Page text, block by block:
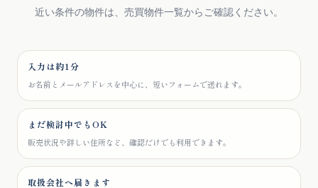
近い条件の物件は、売買物件一覧からご確認ください。
入力は約1分
お名前とメールアドレスを中心に、短いフォームで送れます。
まだ検討中でもOK
販売状況や詳しい住所など、確認だけでも利用できます。
取扱会社へ届きます